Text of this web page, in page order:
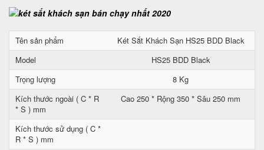
Tên sản phẩm
Két Sắt Khách Sạn HS25 BDD Black
Model
HS25 BDD Black
Trọng lượng
8 Kg
Kích thước ngoài ( C * R
* S ) mm
Cao 250 * Rộng 350 * Sâu 250 mm
Kích thước sử dụng ( C *
R * S ) mm